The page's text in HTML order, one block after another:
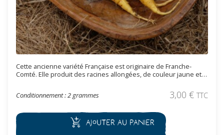
Cette ancienne variété Française est originaire de Franche-
Comté. Elle produit des racines allongées, de couleur jaune et à
elle est considérée comme fourragère, elle est également très
appréciée comme légume pour ses qualités gustatives.
Conditionnement : 2 grammes 3,00 € TTC
Ajouter au panier